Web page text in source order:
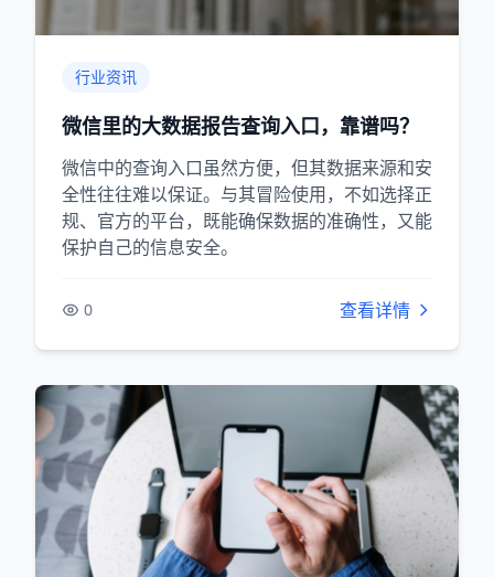
行业资讯
微信里的大数据报告查询入口，靠谱吗？
微信中的查询入口虽然方便，但其数据来源和安
全性往往难以保证。与其冒险使用，不如选择正
规、官方的平台，既能确保数据的准确性，又能
保护自己的信息安全。
0 查看详情